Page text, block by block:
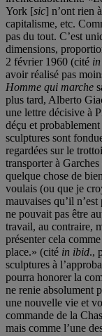
York [sic] n’ont rien
capitalisme, etc.
pas du tout. C’est
dimensions,
2 février 1960 (cité
avoir réalisé pas
Homme qui marche
plus tard, Alberto
une lettre décisive à
déçu et
sculptures sont
regardées sur le
transporter à
quelque chose de
voulais (ou que je
mauvaises qu’il
ne pouvait pas être
travail, au contraire,
présenter cela
place.» (cité in ibid.,
sculptures à
pourra honorer la
ne renie absolument
une nouvelle vie et
commande de la
mais comme l’une